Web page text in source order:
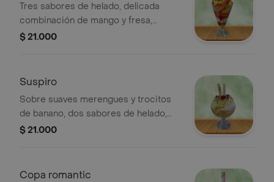
Tres sabores de helado, delicada
combinación de mango y fresa,
chantilly, salsa de mora, lecherita y
$ 21.000
Suspiro
Sobre suaves merengues y trocitos
de banano, dos sabores de helado,
chantilly, salsa de arequipe, cereza y
$ 21.000
Copa romantic